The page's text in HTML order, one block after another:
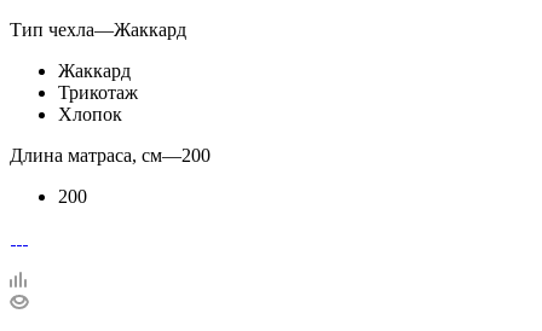
Тип чехла—Жаккард
Жаккард
Трикотаж
Хлопок
Длина матраса, см—200
200